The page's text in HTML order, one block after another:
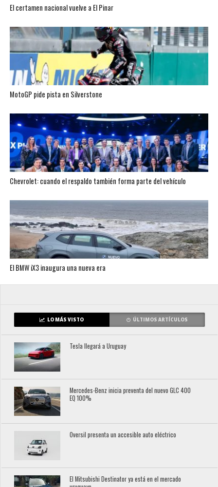
El certamen nacional vuelve a El Pinar
MotoGP pide pista en Silverstone
Chevrolet: cuando el respaldo también forma parte del vehículo
El BMW iX3 inaugura una nueva era
LO MÁS VISTO ÚLTIMOS ARTÍCULOS
Tesla llegará a Uruguay
Mercedes-Benz inicia preventa del nuevo GLC 400
EQ 100%
Oversil presenta un accesible auto eléctrico
El Mitsubishi Destinator ya está en el mercado